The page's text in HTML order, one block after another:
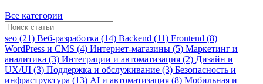
Все категории
seo (21) Веб-разработка (14) Backend (11) Frontend (8)
WordPress и CMS (4) Интернет-магазины (5) Маркетинг и
аналитика (3) Интеграции и автоматизация (2) Дизайн и
UX/UI (3) Поддержка и обслуживание (3) Безопасность и
инфраструктура (13) AI и автоматизация (8) Мобильная и